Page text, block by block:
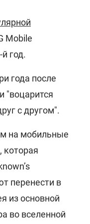
Mobile
год.
года после
"воцарится
с другом".
на мобильные
которая
перенести в
из основной
во вселенной